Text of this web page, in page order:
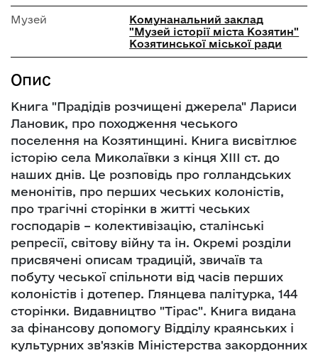
Музей
Комунанальний заклад
"Музей історії міста Козятин"
Козятинської міської ради
Опис
Книга "Прадідів розчищені джерела" Лариси
Лановик, про походження чеського
поселення на Козятинщині. Книга висвітлює
історію села Миколаївки з кінця XIII cт. до
наших днів. Це розповідь про голландських
менонітів, про перших чеських колоністів,
про трагічні сторінки в житті чеських
господарів – колективізацію, сталінські
репресії, світову війну та ін. Окремі розділи
присвячені описам традицій, звичаїв та
побуту чеської спільноти від часів перших
колоністів і дотепер. Глянцева палітурка, 144
сторінки. Видавництво "Тірас". Книга видана
за фінансову допомогу Відділу краянських і
культурних зв'язків Міністерства закордонних